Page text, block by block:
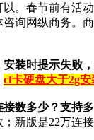
。春节前有活
询网纵商务。
装时提示失败
cf卡硬盘大于2g安
接数多少？支持
新版是22万连